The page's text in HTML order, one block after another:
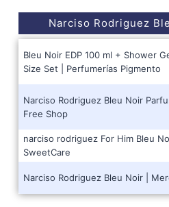
Narciso Rodriguez
Bleu Noir EDP 100 ml + Shower
Size Set | Perfumerías Pigmento
Narciso Rodriguez Bleu Noir
Free Shop
narciso rodriguez For Him Bleu
SweetCare
Narciso Rodriguez Bleu Noir |